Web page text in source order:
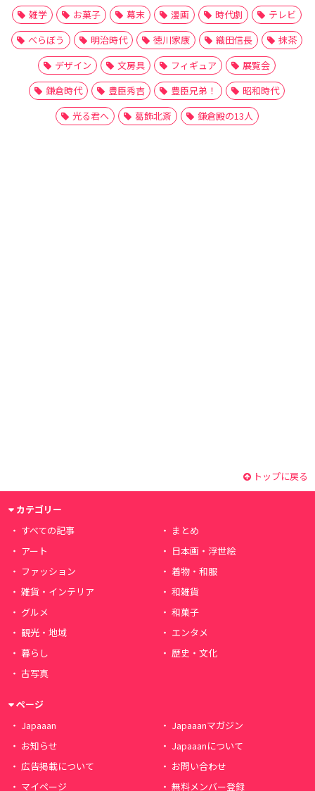
雑学
お菓子 幕末 漫画 時代劇
テレビ
べらぼう
明治時代 徳川家康 織田信長
抹茶
デザイン
文房具 フィギュア
展覧会
鎌倉時代
豊臣秀吉 豊臣兄弟！
昭和時代
光る君へ
葛飾北斎 鎌倉殿の13人
トップに戻る
カテゴリー
すべての記事
まとめ
アート
日本画・浮世絵
ファッション
着物・和服
雑貨・インテリア
和雑貨
グルメ
和菓子
観光・地域
エンタメ
暮らし
歴史・文化
古写真
ページ
Japaaan
Japaaanマガジン
お知らせ
Japaaanについて
広告掲載について
お問い合わせ
マイページ
無料メンバー登録